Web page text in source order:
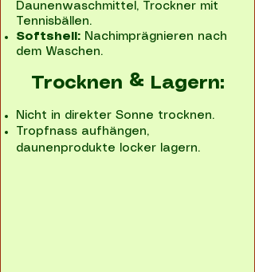
Daunenwaschmittel, Trockner mit
Tennisbällen.
Softshell: Nachimprägnieren nach
dem Waschen.
Trocknen & Lagern:
Nicht in direkter Sonne trocknen.
Tropfnass aufhängen,
daunenprodukte locker lagern.